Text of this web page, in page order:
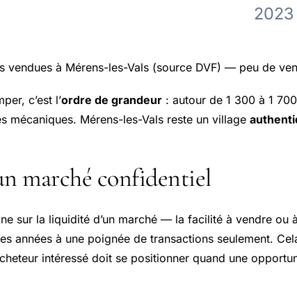
2023
vendues à Mérens-les-Vals (source DVF) — peu de
c’est l’ordre de grandeur : autour de 1 300 à 1
mécaniques. Mérens-les-Vals reste un village
marché confidentiel
sur la liquidité d’un marché — la facilité à vendre
années à une poignée de transactions seulement.
intéressé doit se positionner quand une